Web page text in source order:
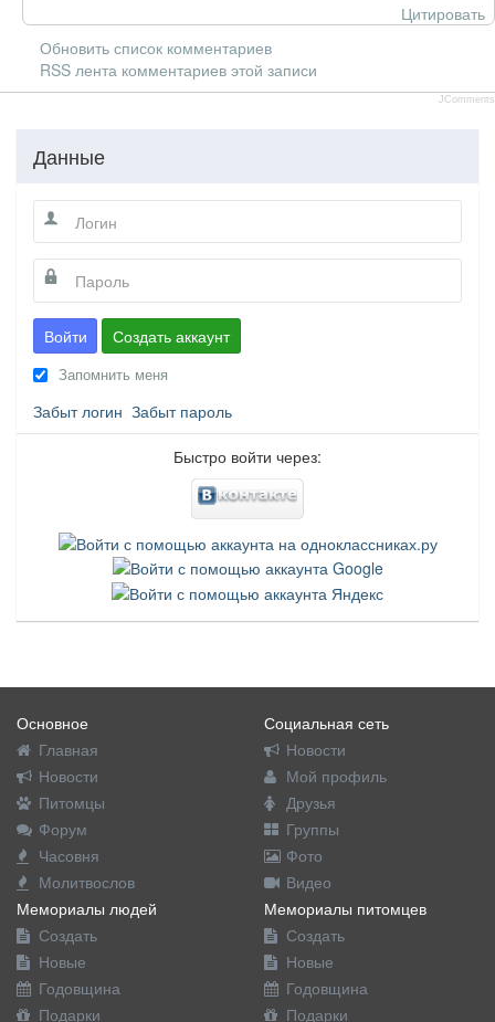
Цитировать
Обновить список комментариев
RSS лента комментариев этой записи
JComments
Данные
Войти Создать аккаунт
Запомнить меня
Забыт логин Забыт пароль
Быстро войти через:
Основное
Главная
Новости
Питомцы
Форум
Часовня
Молитвослов
Социальная сеть
Новости
Мой профиль
Друзья
Группы
Фото
Видео
Мемориалы людей
Создать
Новые
Годовщина
Подарки
Мемориалы питомцев
Создать
Новые
Годовщина
Подарки